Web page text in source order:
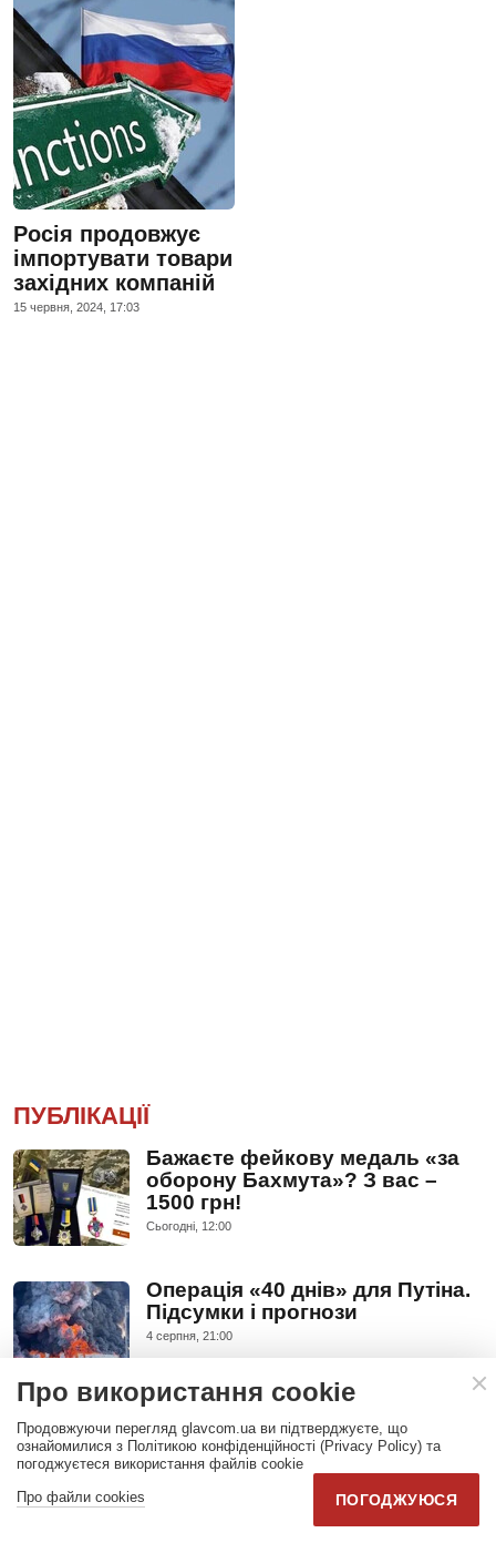
Росія продовжує
імпортувати товари
західних компаній
15 червня, 2024, 17:03
ПУБЛІКАЦІЇ
Бажаєте фейкову медаль «за
оборону Бахмута»? З вас –
1500 грн!
Сьогодні, 12:00
Операція «40 днів» для Путіна.
Підсумки і прогнози
4 серпня, 21:00
Головне попередження
Лукашенку. Війна для Білорусі
стане дорогою в один кінець
Про використання cookie
Продовжуючи перегляд glavcom.ua ви підтверджуєте, що
ознайомилися з Політикою конфіденційності (Privacy Policy) та
погоджуєтеся використання файлів cookie
Про файли cookies
ПОГОДЖУЮСЯ